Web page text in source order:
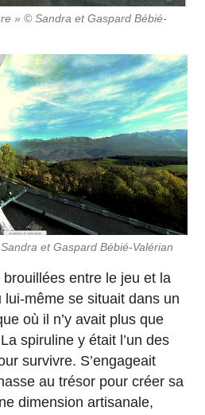
» © Sandra et Gaspard Bébié-
et Gaspard Bébié-Valérian
entre le jeu et la
même se situait dans un
où il n’y avait plus que
spiruline y était l’un des
survivre. S’engageait
au trésor pour créer sa
dimension artisanale,